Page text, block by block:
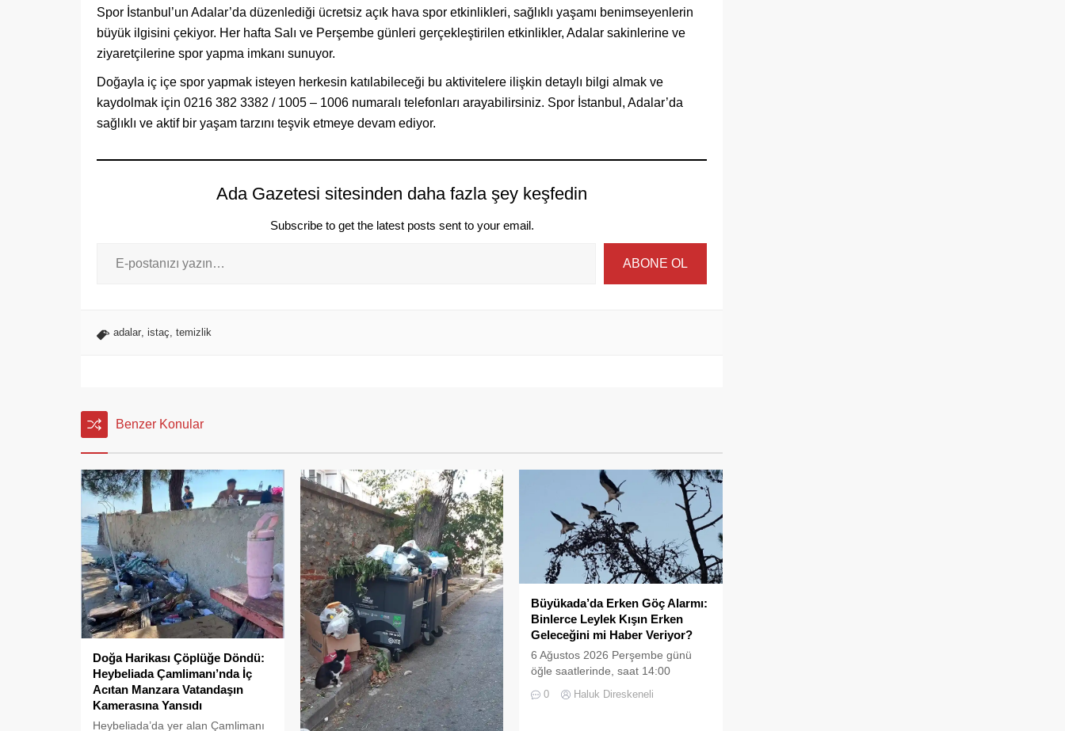
Spor İstanbul’un Adalar’da düzenlediği ücretsiz açık hava spor etkinlikleri, sağlıklı yaşamı benimseyenlerin
büyük ilgisini çekiyor. Her hafta Salı ve Perşembe günleri gerçekleştirilen etkinlikler, Adalar sakinlerine ve
ziyaretçilerine spor yapma imkanı sunuyor.
Doğayla iç içe spor yapmak isteyen herkesin katılabileceği bu aktivitelere ilişkin detaylı bilgi almak ve
kaydolmak için 0216 382 3382 / 1005 – 1006 numaralı telefonları arayabilirsiniz. Spor İstanbul, Adalar’da
sağlıklı ve aktif bir yaşam tarzını teşvik etmeye devam ediyor.
Ada Gazetesi sitesinden daha fazla şey keşfedin
Subscribe to get the latest posts sent to your email.
ABONE OL
adalar, istaç, temizlik
Benzer Konular
Doğa Harikası Çöplüğe Döndü:
Heybeliada Çamlimanı’nda İç
Acıtan Manzara Vatandaşın
Kamerasına Yansıdı
Heybeliada’da yer alan Çamlimanı
Büyükada’da Erken Göç Alarmı:
Binlerce Leylek Kışın Erken
Geleceğini mi Haber Veriyor?
6 Ağustos 2026 Perşembe günü
öğle saatlerinde, saat 14:00
sularında Büyükada semalarında
doğanın en görkemli görsel
0 Haluk Direskeneli